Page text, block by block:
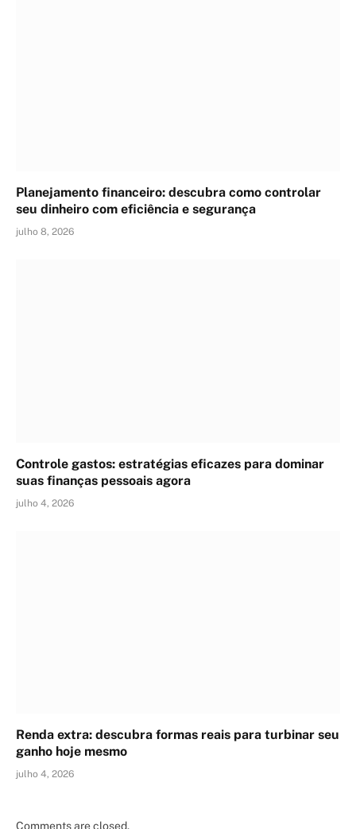
Planejamento financeiro: descubra como controlar
seu dinheiro com eficiência e segurança
julho 8, 2026
Controle gastos: estratégias eficazes para dominar
suas finanças pessoais agora
julho 4, 2026
Renda extra: descubra formas reais para turbinar seu
ganho hoje mesmo
julho 4, 2026
Comments are closed.